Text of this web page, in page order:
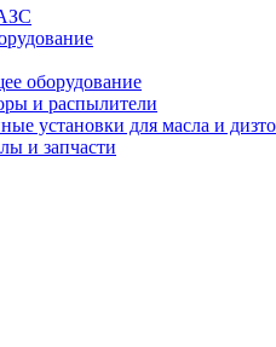
оборудование
и распылители
установки для масла и
и запчасти